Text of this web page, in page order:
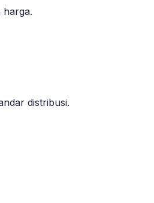
harga.
distribusi.